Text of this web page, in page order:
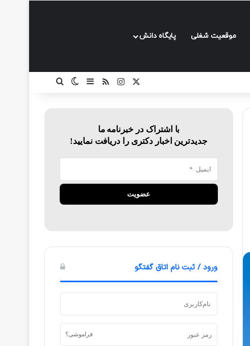
موقعیت شغلی پایگاه دانش
ایکساینستاگرام
خوراکسایدبارتغییر پوسته
با اشتراک در خبرنامه ما
جدیدترین اخبار دکتری را دریافت نمایید!
ورود / ثبت نام اتاق گفتگو
فراموشی؟